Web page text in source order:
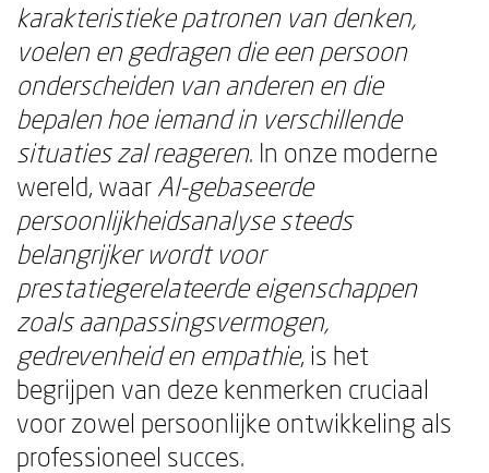
karakteristieke patronen van denken,
voelen en gedragen die een persoon
onderscheiden van anderen en die
bepalen hoe iemand in verschillende
situaties zal reageren. In onze moderne
wereld, waar AI-gebaseerde
persoonlijkheidsanalyse steeds
belangrijker wordt voor
prestatiegerelateerde eigenschappen
zoals aanpassingsvermogen,
gedrevenheid en empathie, is het
begrijpen van deze kenmerken cruciaal
voor zowel persoonlijke ontwikkeling als
professioneel succes.